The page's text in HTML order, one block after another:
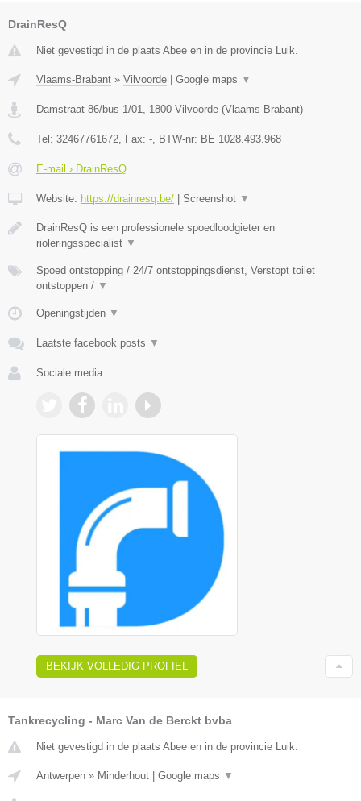
DrainResQ
Niet gevestigd in de plaats Abee en in de provincie Luik.
Vlaams-Brabant » Vilvoorde | Google maps ▼
Damstraat 86/bus 1/01 1800 Vilvoorde (Vlaams-Brabant)
Tel: 32467761672 , Fax: - , BTW-nr: BE 1028.493.968
E-mail › DrainResQ
Website: https://drainresq.be/ | Screenshot ▼
DrainResQ is een professionele spoedloodgieter en
rioleringsspecialist ▼
Spoed ontstopping / 24/7 ontstoppingsdienst, Verstopt toilet
ontstoppen / ▼
Openingstijden ▼
Laatste facebook posts ▼
Sociale media:
BEKIJK VOLLEDIG PROFIEL
Tankrecycling - Marc Van de Berckt bvba
Niet gevestigd in de plaats Abee en in de provincie Luik.
Antwerpen » Minderhout | Google maps ▼